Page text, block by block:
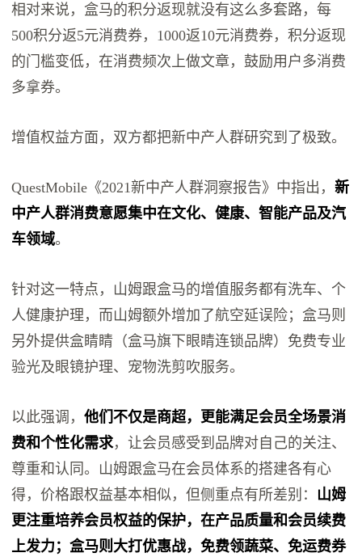
相对来说，盒马的积分返现就没有这么多套路，每
500积分返5元消费券，1000返10元消费券，积分返现
的门槛变低，在消费频次上做文章，鼓励用户多消费
多拿券。
增值权益方面，双方都把新中产人群研究到了极致。
QuestMobile《2021新中产人群洞察报告》中指出，新
中产人群消费意愿集中在文化、健康、智能产品及汽
车领域。
针对这一特点，山姆跟盒马的增值服务都有洗车、个
人健康护理，而山姆额外增加了航空延误险；盒马则
另外提供盒睛睛（盒马旗下眼睛连锁品牌）免费专业
验光及眼镜护理、宠物洗剪吹服务。
以此强调，他们不仅是商超，更能满足会员全场景消
费和个性化需求，让会员感受到品牌对自己的关注、
尊重和认同。山姆跟盒马在会员体系的搭建各有心
得，价格跟权益基本相似，但侧重点有所差别： 山姆
更注重培养会员权益的保护，在产品质量和会员续费
上发力；盒马则大打优惠战，免费领蔬菜、免运费券